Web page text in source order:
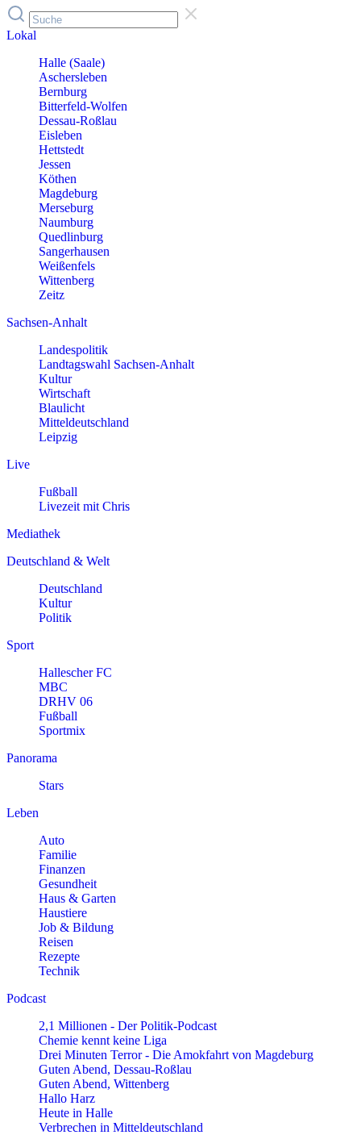
Lokal
Halle (Saale)
Aschersleben
Bernburg
Bitterfeld-Wolfen
Dessau-Roßlau
Eisleben
Hettstedt
Jessen
Köthen
Magdeburg
Merseburg
Naumburg
Quedlinburg
Sangerhausen
Weißenfels
Wittenberg
Zeitz
Sachsen-Anhalt
Landespolitik
Landtagswahl Sachsen-Anhalt
Kultur
Wirtschaft
Blaulicht
Mitteldeutschland
Leipzig
Live
Fußball
Livezeit mit Chris
Mediathek
Deutschland & Welt
Deutschland
Kultur
Politik
Sport
Hallescher FC
MBC
DRHV 06
Fußball
Sportmix
Panorama
Stars
Leben
Auto
Familie
Finanzen
Gesundheit
Haus & Garten
Haustiere
Job & Bildung
Reisen
Rezepte
Technik
Podcast
2,1 Millionen - Der Politik-Podcast
Chemie kennt keine Liga
Drei Minuten Terror - Die Amokfahrt von Magdeburg
Guten Abend, Dessau-Roßlau
Guten Abend, Wittenberg
Hallo Harz
Heute in Halle
Verbrechen in Mitteldeutschland